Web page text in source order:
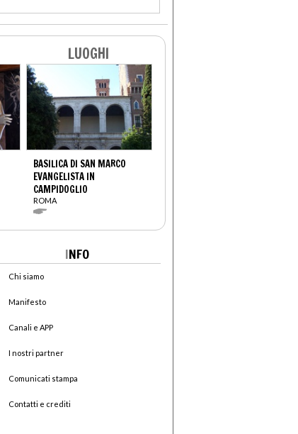
LUOGHI
BASILICA DI SAN MARCO
EVANGELISTA IN
CAMPIDOGLIO
ROMA
INFO
Chi siamo
Manifesto
Canali e APP
I nostri partner
Comunicati stampa
Contatti e crediti